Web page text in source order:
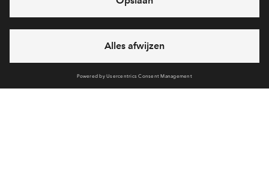
vandaag van 09:00 - 18:00 uur
via chat en telefoon